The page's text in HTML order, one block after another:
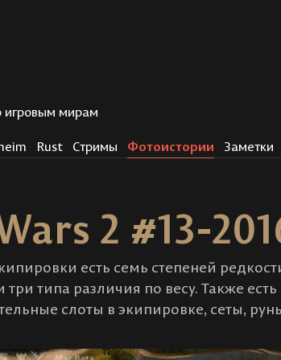
игровым мирам
Rust Стримы Фотоистории Заметки
2 #13-
есть семь степеней
три типа различия по весу. Также
слоты в экипировке, сеты,